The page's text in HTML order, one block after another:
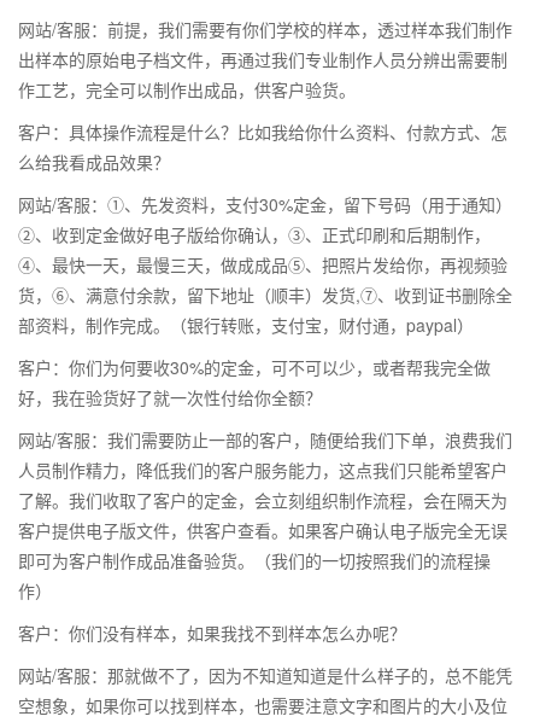
网站/客服：前提，我们需要有你们学校的样本，透过样本我们制作
出样本的原始电子档文件，再通过我们专业制作人员分辨出需要制
作工艺，完全可以制作出成品，供客户验货。
客户：具体操作流程是什么？比如我给你什么资料、付款方式、怎
么给我看成品效果？
网站/客服：①、先发资料，支付30%定金，留下号码（用于通知）
②、收到定金做好电子版给你确认，③、正式印刷和后期制作，
④、最快一天，最慢三天，做成成品⑤、把照片发给你，再视频验
货，⑥、满意付余款，留下地址（顺丰）发货,⑦、收到证书删除全
部资料，制作完成。（银行转账，支付宝，财付通，paypal）
客户：你们为何要收30%的定金，可不可以少，或者帮我完全做
好，我在验货好了就一次性付给你全额？
网站/客服：我们需要防止一部的客户，随便给我们下单，浪费我们
人员制作精力，降低我们的客户服务能力，这点我们只能希望客户
了解。我们收取了客户的定金，会立刻组织制作流程，会在隔天为
客户提供电子版文件，供客户查看。如果客户确认电子版完全无误
即可为客户制作成品准备验货。（我们的一切按照我们的流程操
作）
客户：你们没有样本，如果我找不到样本怎么办呢？
网站/客服：那就做不了，因为不知道知道是什么样子的，总不能凭
空想象，如果你可以找到样本，也需要注意文字和图片的大小及位